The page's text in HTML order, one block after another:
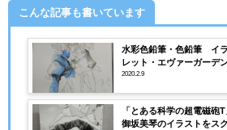
こんな記事も書いています
水彩色鉛筆・色鉛筆 イ
レット・エヴァーガーデ
た。
2020.2.9
「とある科学の超電磁
御坂美琴のイラストをス